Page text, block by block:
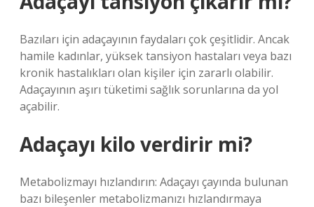
Bazıları için adaçayının faydaları çok çeşitlidir. Ancak
hamile kadınlar, yüksek tansiyon hastaları veya bazı
kronik hastalıkları olan kişiler için zararlı olabilir.
Adaçayının aşırı tüketimi sağlık sorunlarına da yol
açabilir.
Adaçayı kilo verdirir mi?
Metabolizmayı hızlandırın: Adaçayı çayında bulunan
bazı bileşenler metabolizmanızı hızlandırmaya